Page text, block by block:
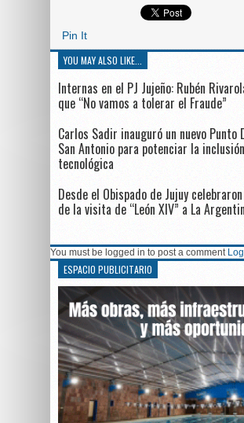
Pin It
YOU MAY ALSO LIKE...
Internas en el PJ Jujeño: Rubén
que “No vamos a tolerar el Fraude”
Carlos Sadir inauguró un nuevo Punto
San Antonio para potenciar la inclusión
tecnológica
Desde el Obispado de Jujuy
de la visita de “León XIV” a La
You must be logged in to post a comment
ESPACIO PUBLICITARIO